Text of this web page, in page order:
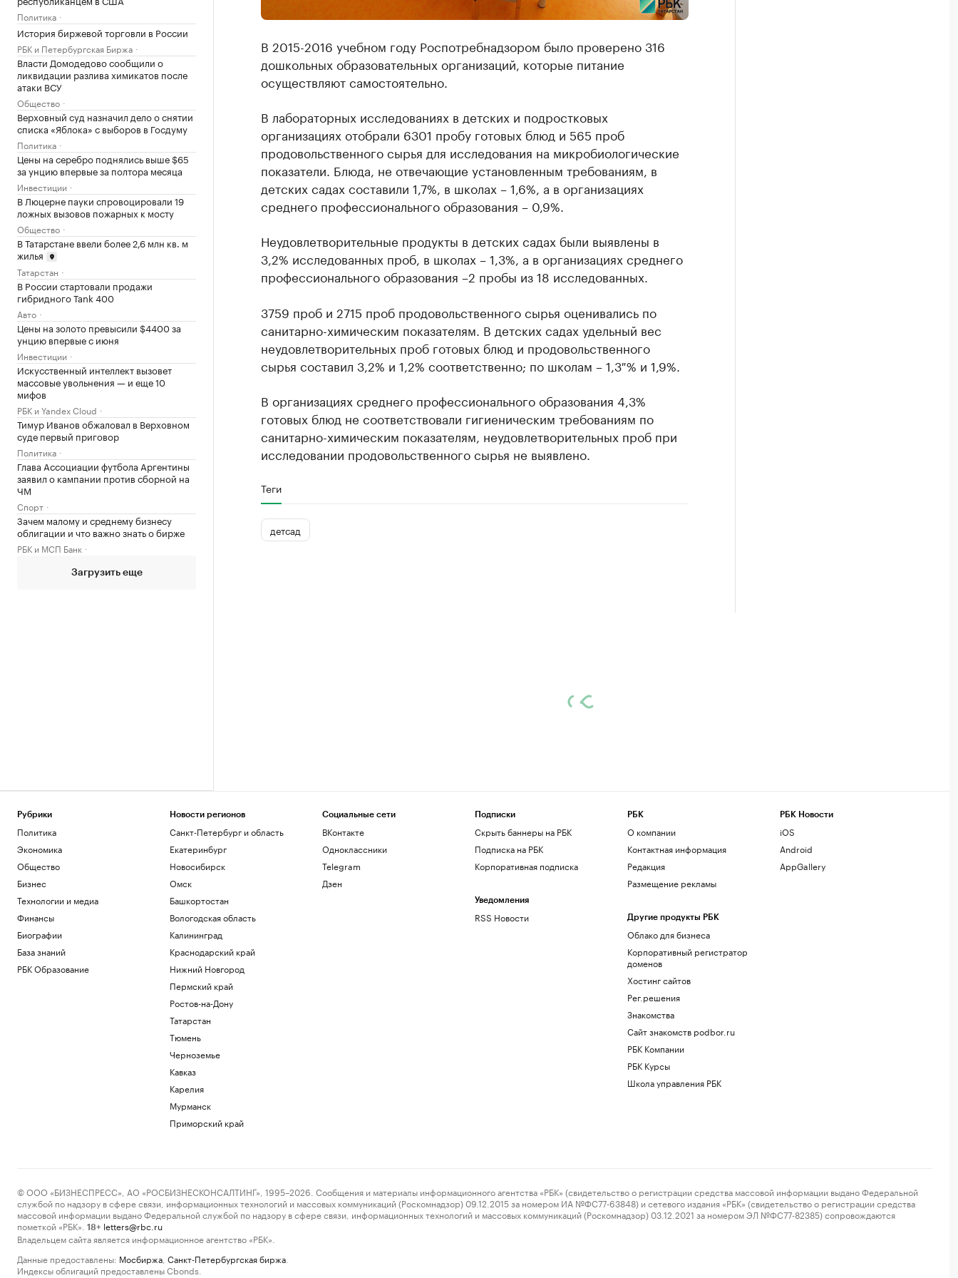
Политика
История биржевой торговли в России
РБК и Петербургская Биржа
Власти Домодедово сообщили о
ликвидации разлива химикатов после
атаки ВСУ
Общество
Верховный суд назначил дело о снятии
списка «Яблока» с выборов в Госдуму
Политика
Цены на серебро поднялись выше $65
за унцию впервые за полтора месяца
Инвестиции
В Люцерне пауки спровоцировали 19
ложных вызовов пожарных к мосту
Общество
В Татарстане ввели более 2,6 млн кв. м
жилья
Татарстан
В России стартовали продажи
гибридного Tank 400
Авто
Цены на золото превысили $4400 за
унцию впервые с июня
Инвестиции
Искусственный интеллект вызовет
массовые увольнения — и еще 10
мифов
РБК и Yandex Cloud
Тимур Иванов обжаловал в Верховном
суде первый приговор
Политика
Глава Ассоциации футбола Аргентины
заявил о кампании против сборной на
ЧМ
Спорт
Зачем малому и среднему бизнесу
облигации и что важно знать о бирже
РБК и МСП Банк
Загрузить еще
В 2015-2016 учебном году Роспотребнадзором было проверено 316
дошкольных образовательных организаций, которые питание
осуществляют самостоятельно.
В лабораторных исследованиях в детских и подростковых
организациях отобрали 6301 пробу готовых блюд и 565 проб
продовольственного сырья для исследования на микробиологические
показатели. Блюда, не отвечающие установленным требованиям, в
детских садах составили 1,7%, в школах – 1,6%, а в организациях
среднего профессионального образования – 0,9%.
Неудовлетворительные продукты в детских садах были выявлены в
3,2% исследованных проб, в школах – 1,3%, а в организациях среднего
профессионального образования –2 пробы из 18 исследованных.
3759 проб и 2715 проб продовольственного сырья оценивались по
санитарно-химическим показателям. В детских садах удельный вес
неудовлетворительных проб готовых блюд и продовольственного
сырья составил 3,2% и 1,2% соответственно; по школам – 1,3 % и 1,9%.
В организациях среднего профессионального образования 4,3%
готовых блюд не соответствовали гигиеническим требованиям по
санитарно-химическим показателям, неудовлетворительных проб при
исследовании продовольственного сырья не выявлено.
Теги
детсад
Рубрики
Политика
Экономика
Общество
Бизнес
Технологии и медиа
Финансы
Биографии
База знаний
РБК Образование
Новости регионов
Санкт-Петербург и область
Екатеринбург
Новосибирск
Омск
Башкортостан
Вологодская область
Калининград
Краснодарский край
Нижний Новгород
Пермский край
Ростов-на-Дону
Татарстан
Тюмень
Черноземье
Кавказ
Карелия
Мурманск
Приморский край
Социальные сети
ВКонтакте
Одноклассники
Telegram
Дзен
Подписки
Скрыть баннеры на РБК
Подписка на РБК
Корпоративная подписка
Уведомления
RSS Новости
РБК
О компании
Контактная информация
Редакция
Размещение рекламы
Другие продукты РБК
Облако для бизнеса
Корпоративный регистратор
доменов
Хостинг сайтов
Рег.решения
Знакомства
Сайт знакомств podbor.ru
РБК Компании
РБК Курсы
Школа управления РБК
РБК Новости
iOS
Android
AppGallery
© ООО «БИЗНЕСПРЕСС», АО «РОСБИЗНЕСКОНСАЛТИНГ», 1995–2026. Сообщения и материалы информационного агентства «РБК» (свидетельство о регистрации средства массовой информации выдано Федеральной
службой по надзору в сфере связи, информационных технологий и массовых коммуникаций (Роскомнадзор) 09.12.2015 за номером ИА №ФС77-63848) и сетевого издания «РБК» (свидетельство о регистрации средства
массовой информации выдано Федеральной службой по надзору в сфере связи, информационных технологий и массовых коммуникаций (Роскомнадзор) 03.12.2021 за номером ЭЛ №ФС77-82385) сопровождаются
пометкой «РБК».
18+ letters@rbc.ru
Владельцем сайта является информационное агентство «РБК».
Данные предоставлены: Мосбиржа Санкт-Петербургская биржа
Индексы облигаций предоставлены Cbonds.